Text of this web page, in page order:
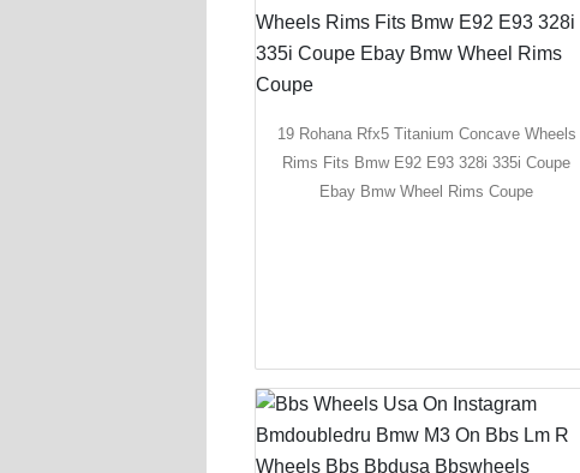
19 Rohana Rfx5 Titanium Concave Wheels
Rims Fits Bmw E92 E93 328i 335i Coupe
Ebay Bmw Wheel Rims Coupe